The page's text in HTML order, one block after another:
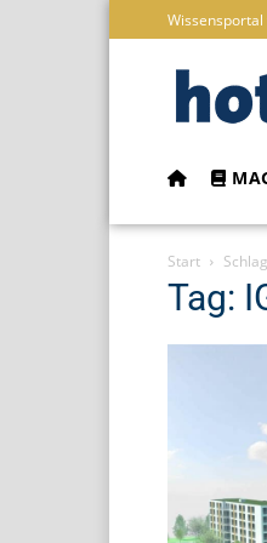
Start
Tag: